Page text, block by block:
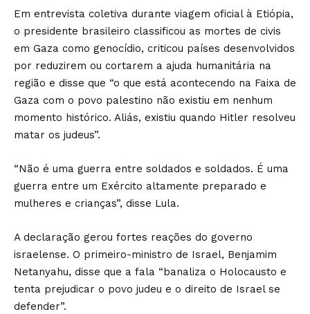
Em entrevista coletiva durante viagem oficial à Etiópia,
o presidente brasileiro classificou as mortes de civis
em Gaza como genocídio, criticou países desenvolvidos
por reduzirem ou cortarem a ajuda humanitária na
região e disse que “o que está acontecendo na Faixa de
Gaza com o povo palestino não existiu em nenhum
momento histórico. Aliás, existiu quando Hitler resolveu
matar os judeus”.
“Não é uma guerra entre soldados e soldados. É uma
guerra entre um Exército altamente preparado e
mulheres e crianças”, disse Lula.
A declaração gerou fortes reações do governo
israelense. O primeiro-ministro de Israel, Benjamim
Netanyahu, disse que a fala “banaliza o Holocausto e
tenta prejudicar o povo judeu e o direito de Israel se
defender”.